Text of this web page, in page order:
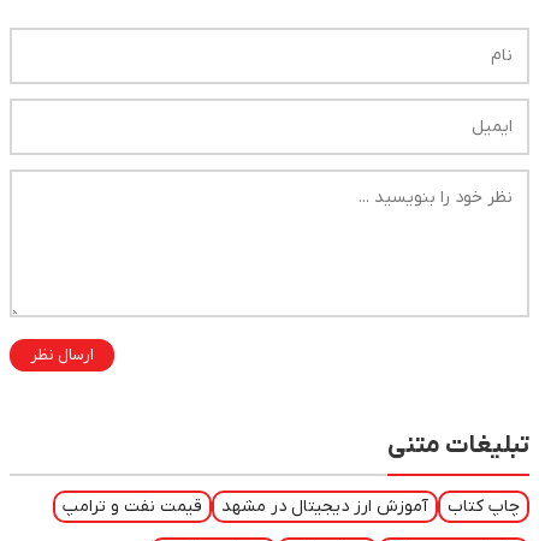
ارسال نظر
تبلیغات متنی
چاپ کتاب آموزش ارز دیجیتال در مشهد قیمت نفت و ترامپ